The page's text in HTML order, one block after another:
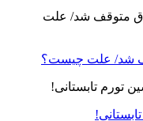
شد/ علت چیست؟